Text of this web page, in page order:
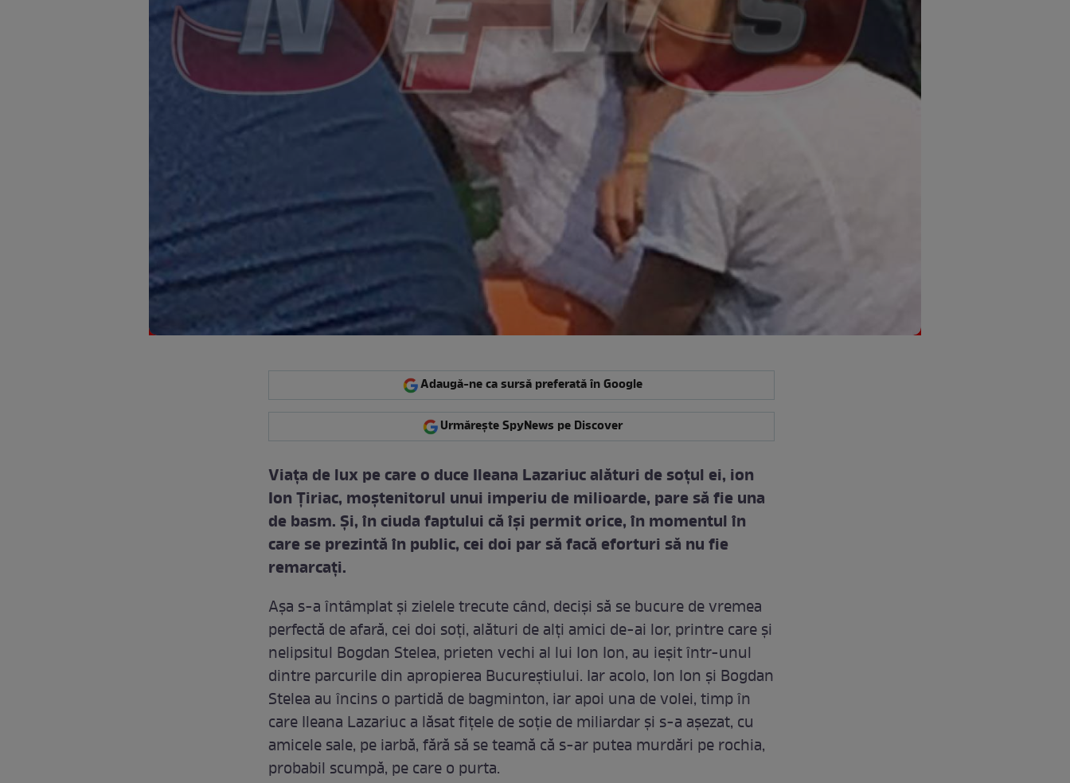
Adaugă-ne ca sursă preferată în Google
Urmărește SpyNews pe Discover
Viața de lux pe care o duce Ileana Lazariuc alături de soțul ei, ion
Ion Țiriac, moștenitorul unui imperiu de milioarde, pare să fie una
de basm. Și, în ciuda faptului că își permit orice, în momentul în
care se prezintă în public, cei doi par să facă eforturi să nu fie
remarcați.
Așa s-a întâmplat și zielele trecute când, deciși să se bucure de vremea
perfectă de afară, cei doi soți, alături de alți amici de-ai lor, printre care și
nelipsitul Bogdan Stelea, prieten vechi al lui Ion Ion, au ieșit într-unul
dintre parcurile din apropierea Bucureștiului. Iar acolo, Ion Ion și Bogdan
Stelea au încins o partidă de bagminton, iar apoi una de volei, timp în
care Ileana Lazariuc a lăsat fițele de soție de miliardar și s-a așezat, cu
amicele sale, pe iarbă, fără să se teamă că s-ar putea murdări pe rochia,
probabil scumpă, pe care o purta.